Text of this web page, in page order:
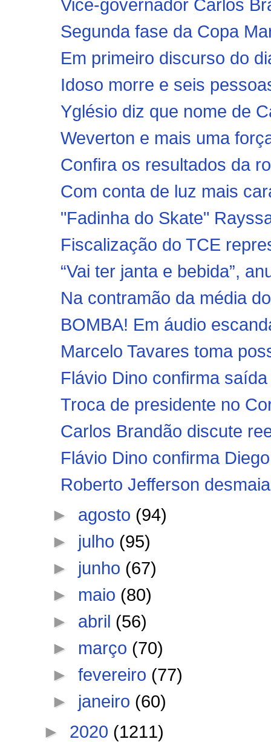
Vice-governador Carlos
Segunda fase da Copa
Em primeiro discurso do
Idoso morre e seis
Yglésio diz que nome de
Weverton e mais uma
Confira os resultados da
Com conta de luz mais
"Fadinha do Skate"
Fiscalização do TCE
“Vai ter janta e bebida”,
Na contramão da média
BOMBA! Em áudio
Marcelo Tavares toma
Flávio Dino confirma
Troca de presidente no
Carlos Brandão discute
Flávio Dino confirma
Roberto Jefferson
► agosto (94)
► julho (95)
► junho (67)
► maio (80)
► abril (56)
► março (70)
►fevereiro (77)
► janeiro (60)
► 2020 (1211)